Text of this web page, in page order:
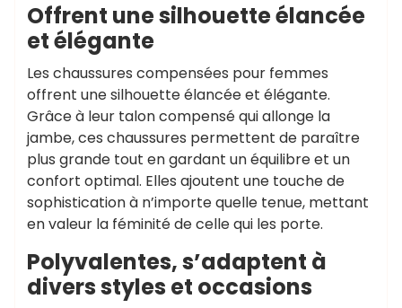
Offrent une silhouette élancée
et élégante
Les chaussures compensées pour femmes
offrent une silhouette élancée et élégante.
Grâce à leur talon compensé qui allonge la
jambe, ces chaussures permettent de paraître
plus grande tout en gardant un équilibre et un
confort optimal. Elles ajoutent une touche de
sophistication à n’importe quelle tenue, mettant
en valeur la féminité de celle qui les porte.
Polyvalentes, s’adaptent à
divers styles et occasions